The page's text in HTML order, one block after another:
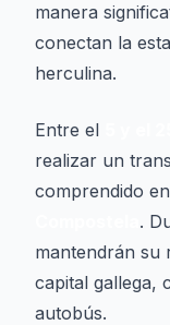
manera
conectan la
herculina.
Entre el
realizar un
comprendido
.
mantendrán su
capital gallega,
autobús.